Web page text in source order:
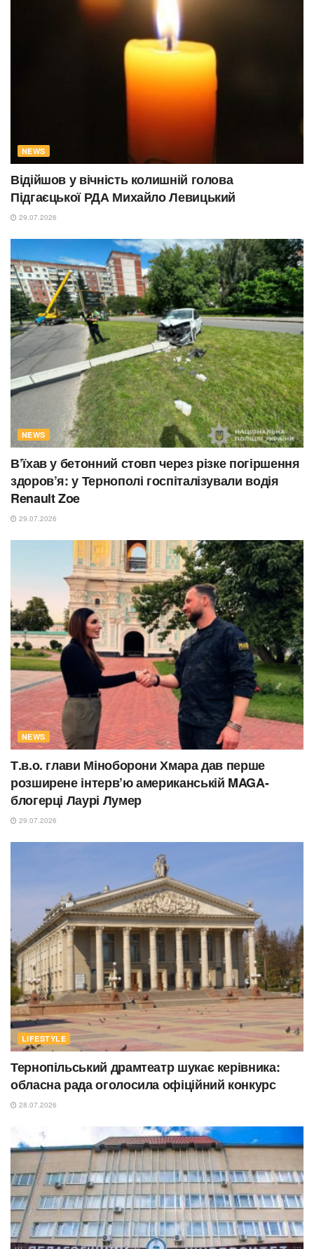
NEWS
Відійшов у вічність колишній голова
Підгаєцької РДА Михайло Левицький
29.07.2026
NEWS
В’їхав у бетонний стовп через різке погіршення
здоров’я: у Тернополі госпіталізували водія
Renault Zoe
29.07.2026
NEWS
Т.в.о. глави Міноборони Хмара дав перше
розширене інтерв’ю американській MAGA-
блогерці Лаурі Лумер
29.07.2026
LIFESTYLE
Тернопільський драмтеатр шукає керівника:
обласна рада оголосила офіційний конкурс
28.07.2026